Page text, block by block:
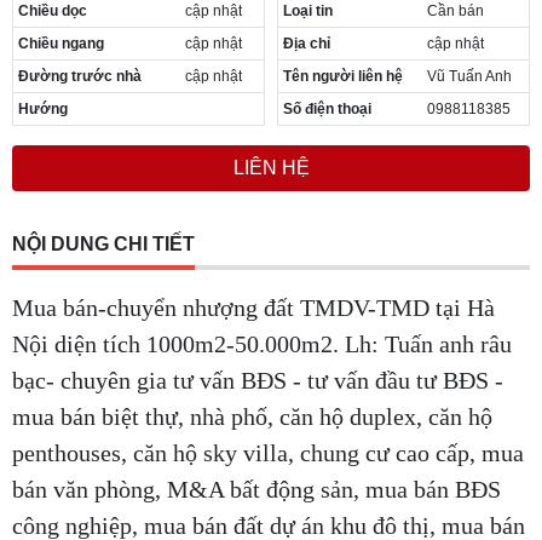
Chiều dọc
cập nhật
Chiều ngang
cập nhật
Đường trước nhà
cập nhật
Hướng
Loại tin
Cần bán
Địa chỉ
cập nhật
Tên người liên hệ
Vũ Tuấn Anh
Số điện thoại
0988118385
LIÊN HỆ
NỘI DUNG CHI TIẾT
Mua bán-chuyển nhượng đất TMDV-TMD tại Hà
Nội diện tích 1000m2-50.000m2. Lh: Tuấn anh râu
bạc- chuyên gia tư vấn BĐS - tư vấn đầu tư BĐS -
mua bán biệt thự, nhà phố, căn hộ duplex, căn hộ
penthouses, căn hộ sky villa, chung cư cao cấp, mua
bán văn phòng, M&A bất động sản, mua bán BĐS
công nghiệp, mua bán đất dự án khu đô thị, mua bán